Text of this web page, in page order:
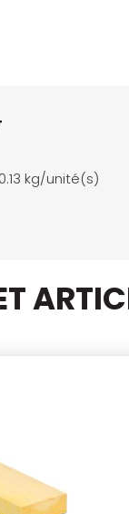
0.13 kg/unité(s)